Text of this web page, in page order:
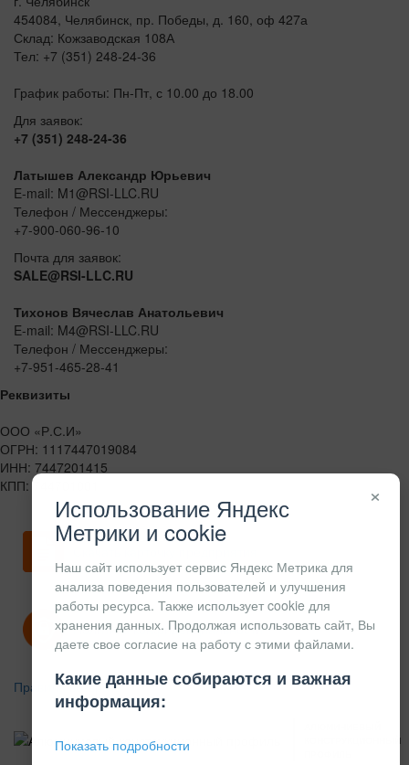
454084, Челябинск, пр. Победы, д. 160, оф 427а
Склад: Кожзаводская 108А
Тел: +7 (351) 248-24-36
График работы: Пн-Пт, с 10.00 до 18.00
Для заявок:
+7 (351) 248-24-36
Латышев Александр Юрьевич
E-mail: M1@RSI-LLC.RU
Телефон / Мессенджеры:
+7-900-060-96-10
Почта для заявок:
SALE@RSI-LLC.RU
Тихонов Вячеслав Анатольевич
E-mail: M4@RSI-LLC.RU
Телефон / Мессенджеры:
+7-951-465-28-41
Реквизиты
ООО «Р.С.И»
ОГРН: 1117447019084
ИНН: 7447201415
КПП: 744701001
Скачать карточку предприятия
Политика конфиденциальности
Правила возврата
КОНСТРУКЦИОННЫЙ
×
Использование Яндекс
Метрики и cookie
Наш сайт использует сервис Яндекс Метрика для
анализа поведения пользователей и улучшения
работы ресурса. Также использует cookie для
хранения данных. Продолжая использовать сайт, Вы
даете свое согласие на работу с этими файлами.
Какие данные собираются и важная
информация:
Показать подробности